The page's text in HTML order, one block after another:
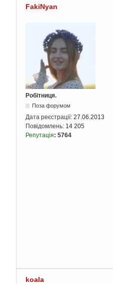
FakiNyan
Робітниця.
Поза форумом
Дата реєстрації: 27.06.2013
Повідомлень: 14 205
Репутація: 5764
koala